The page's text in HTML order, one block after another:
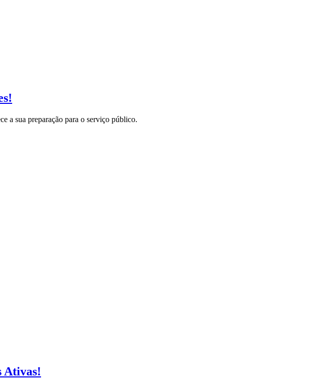
a sua preparação para o serviço público.
Ativas!